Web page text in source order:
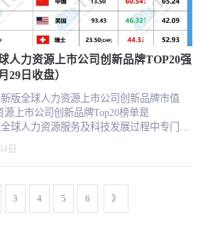
品牌市值
个交易日（当地时间）收盘市值和股价为基
关于创新品牌榜单评选核
槛的市值最低为10亿美
，新增替补机构信息。 · 强烈推荐
了解最新的人力资源科技新闻、趋势和资
于HRTechHRTech 领先的
务平台，作为HR领域唯一深度垂直独立的
力于推动人力资源科技进步与发展，持续
人力资源上市公司创新品牌TOP20强
29日收盘）
新版全球人力资源上市公司创新品牌市值
源上市公司创新品牌Top20榜单是
球人力资源服务及科技发展过程中专门打
个观察这个行业动态和趋势的窗口。随着
的不同，不同细分领域的HR上市机构也遇
上市公司创新品
） 更多信息可以关注
公众号压缩图片压缩的很厉害，高清的可
日
3 4 5 6 》